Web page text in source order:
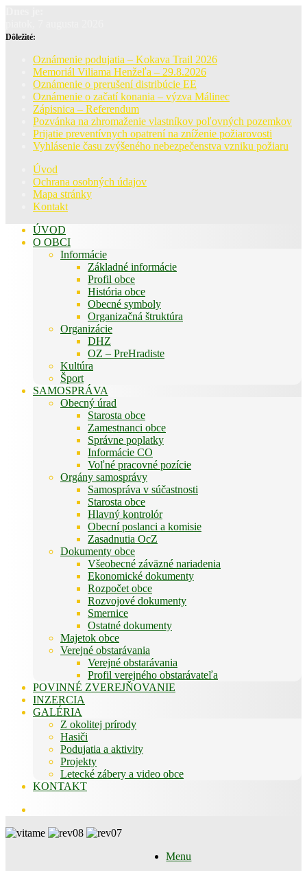
Dôležité:
Oznámenie podujatia – Kokava Trail 2026
Memoriál Viliama Henžeľa – 29.8.2026
Oznámenie o prerušení distribúcie EE
Oznámenie o začatí konania – výzva Málinec
Zápisnica – Referendum
Pozvánka na zhromaženie vlastníkov poľovných pozemkov
Prijatie preventívnych opatrení na zníženie požiarovosti
Vyhlásenie času zvýšeného nebezpečenstva vzniku požiaru
Úvod
Ochrana osobných údajov
Mapa stránky
Kontakt
ÚVOD
O OBCI
Informácie
Základné informácie
Profil obce
História obce
Obecné symboly
Organizačná štruktúra
Organizácie
DHZ
OZ – PreHradiste
Kultúra
Šport
SAMOSPRÁVA
Obecný úrad
Starosta obce
Zamestnanci obce
Správne poplatky
Informácie CO
Voľné pracovné pozície
Orgány samosprávy
Samospráva v súčastnosti
Starosta obce
Hlavný kontrolór
Obecní poslanci a komisie
Zasadnutia OcZ
Dokumenty obce
Všeobecné záväzné nariadenia
Ekonomické dokumenty
Rozpočet obce
Rozvojové dokumenty
Smernice
Ostatné dokumenty
Majetok obce
Verejné obstarávania
Verejné obstarávania
Profil verejného obstarávateľa
POVINNÉ ZVEREJŇOVANIE
INZERCIA
GALÉRIA
Z okolitej prírody
Hasiči
Podujatia a aktivity
Projekty
Letecké zábery a video obce
KONTAKT
Menu